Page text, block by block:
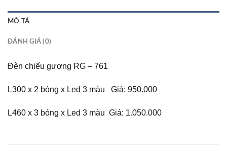
MÔ TẢ
ĐÁNH GIÁ (0)
Đèn chiếu gương RG – 761
L300 x 2 bóng x Led 3 màu Giá: 950.000
L460 x 3 bóng x Led 3 màu Giá: 1.050.000